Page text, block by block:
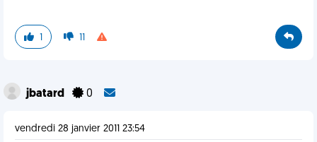
1 11
jbatard 0
vendredi 28 janvier 2011 23:54